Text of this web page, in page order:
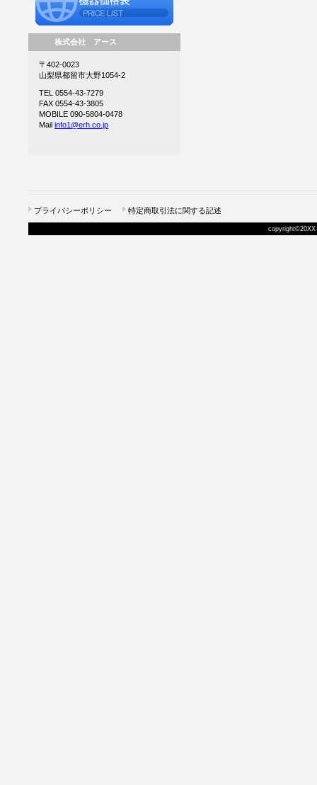
株式会社 アース
〒402-0023
山梨県都留市大野1054-2
TEL 0554-43-7279
FAX 0554-43-3805
MOBILE 090-5804-0478
Mail info1@erh.co.jp
プライバシーポリシー 特定商取引法に関する記述